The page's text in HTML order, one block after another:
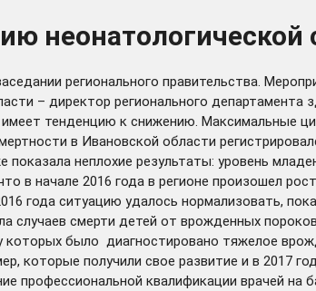
регионального правительства.
– директор регионального департамента
тенденцию к снижению. Максимальные
в Ивановской области
неплохие результаты: уровень
в начале 2016 года в регионе произошел
года ситуацию удалось нормализовать,
случаев смерти детей от врожденных
было диагностировано тяжелое
которые получили свое развитие и в 2017
профессиональной квалификации врачей на